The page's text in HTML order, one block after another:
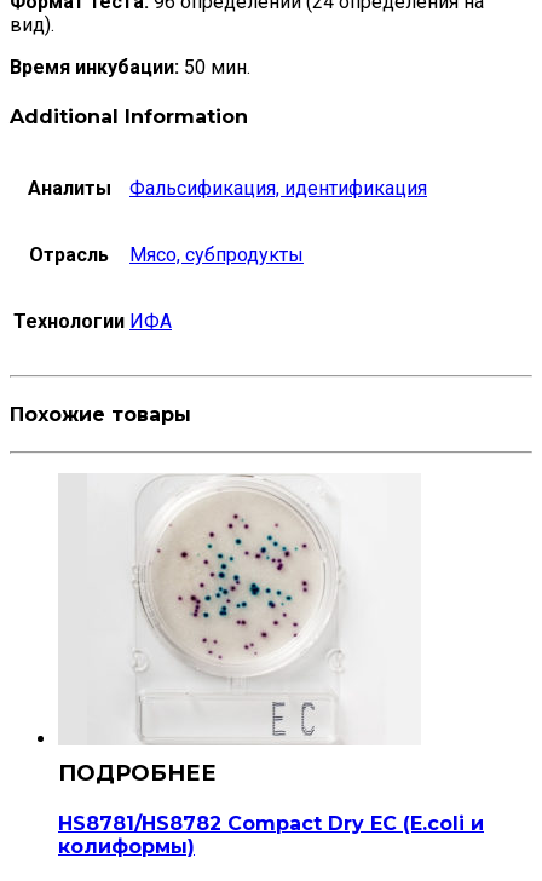
вид).
Время инкубации: 50 мин.
Additional Information
Аналиты Фальсификация, идентификация
Отрасль Мясо, субпродукты
Технологии ИФА
Похожие товары
HS8781/HS8782 Compact Dry EС (E.coli и
колиформы)